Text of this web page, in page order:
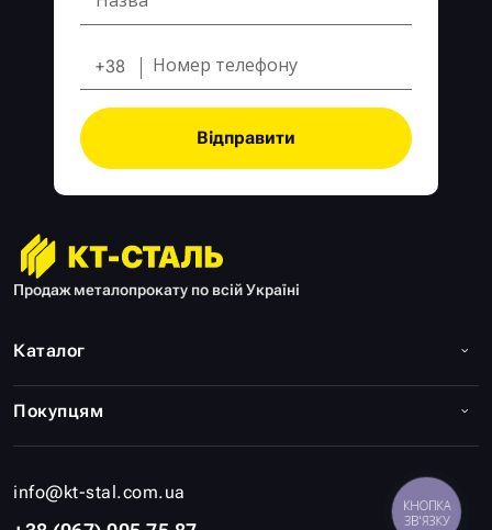
Продаж металопрокату по всій Україні
info@kt-stal.com.ua
Каталог
Покупцям
+38
Відправити
КНОПКА
ЗВ'ЯЗКУ